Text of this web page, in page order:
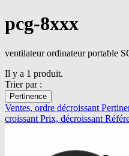
pcg-8xxx
ventilateur ordinateur portable
Il y a 1 produit.
Trier par :
Pertinence
Ventes, ordre décroissant
croissant Prix, décroissant